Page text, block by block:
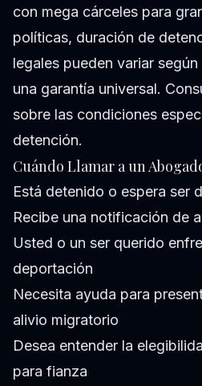
con mega cárceles para
políticas, duración de
legales pueden variar
una garantía universal.
sobre las condiciones
detención.
Cuándo Llamar a un
Está detenido o espera ser
Recibe una notificación de
Usted o un ser querido
deportación
Necesita ayuda para
alivio migratorio
Desea entender la
para fianza